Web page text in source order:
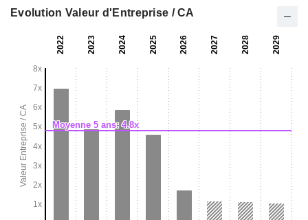
Evolution Valeur d'Entreprise / CA